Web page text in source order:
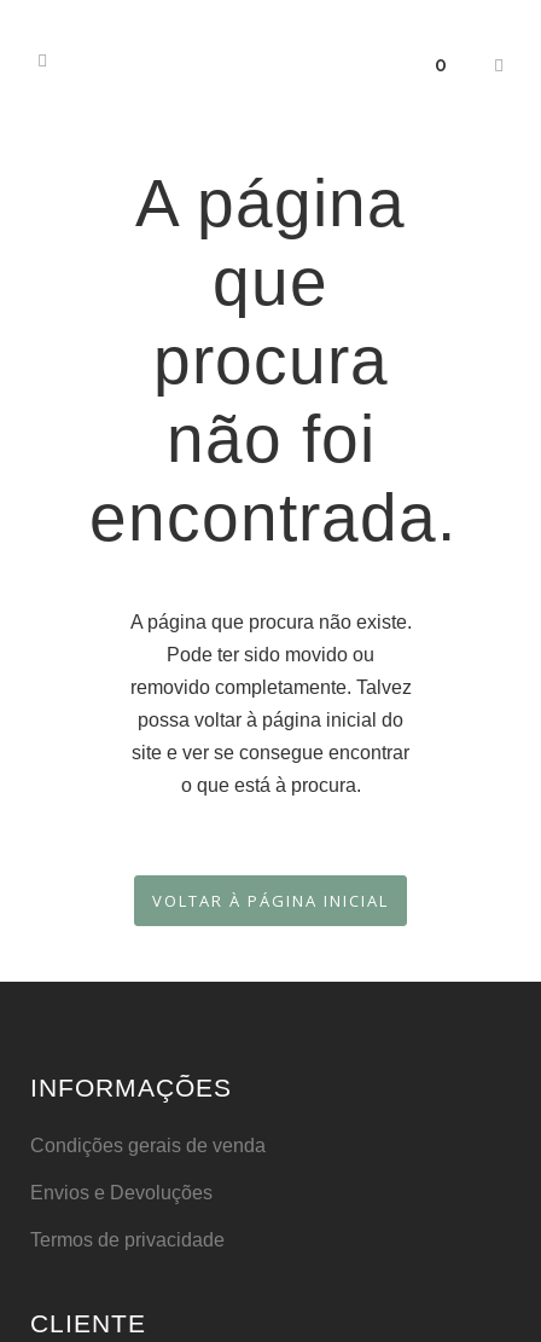
0
A página
que
procura
não foi
encontrada.
A página que procura não existe.
Pode ter sido movido ou
removido completamente. Talvez
possa voltar à página inicial do
site e ver se consegue encontrar
o que está à procura.
VOLTAR À PÁGINA INICIAL
INFORMAÇÕES
Condições gerais de venda
Envios e Devoluções
Termos de privacidade
CLIENTE